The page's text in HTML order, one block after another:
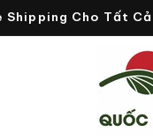
Shipping Cho Tất